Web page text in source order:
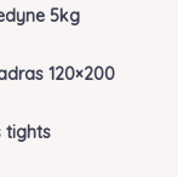
5kg
120×200
tights